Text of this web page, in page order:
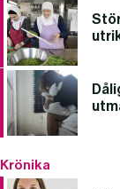
Krönika